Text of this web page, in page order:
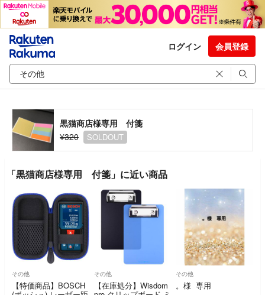
ログイン 会員登録
黒猫商店様専用 付箋
¥320
SOLDOUT
「黒猫商店様専用 付箋」に近い商品
その他
【特価商品】BOSCH
その他
【在庫処分】Wisdom
その他
。様 専用